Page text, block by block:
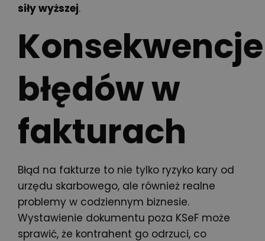
siły wyższej.
Konsekwencje
błędów w
fakturach
Błąd na fakturze to nie tylko ryzyko kary od
urzędu skarbowego, ale również realne
problemy w codziennym biznesie.
Wystawienie dokumentu poza KSeF może
sprawić, że kontrahent go odrzuci, co